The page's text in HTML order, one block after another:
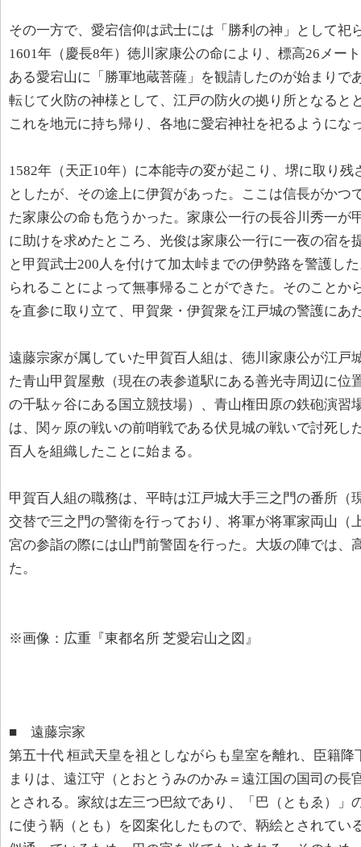
その一方で、愛宕信仰は武士には「勝利の神」として祀
1601年（慶長8年）徳川家康公の命により、標高26メー
ある愛宕山に「勝軍地蔵菩薩」を観請したのが始まりで
転じて火防の神様として、江戸の防火の拠り所となると
これを地元に持ち帰り、各地に愛宕神社を祀るようにな
1582年（天正10年）に本能寺の変が起こり、堺に取り
としたが、その途上に伊賀があった。ここは信長がかつ
た家康公の命も危うかった。家康公一行の長谷川秀一が
に助けを求めたところ、光俊は家康公一行に一夜の宿を
と甲賀武士200人を付けて加太峠までの伊勢路を警護し
られることによって無事帰ることができた。そのことか
を直参に取り立て、甲賀衆・伊賀衆を江戸城の警護にあ
遠藤宗家が属していた甲賀百人組は、徳川家康公が江戸
た青山甲賀屋敷（現在の表参道駅にある善光寺周辺に位
の千駄ヶ谷にある国立競技場）、青山権田原の鉄砲演習
は、関ヶ原の戦いの前哨戦である伏見城の戦いで討死し
百人を組織したことに始まる。
甲賀百人組の職務は、平時は江戸城大手三之門の番所（
交替で三之門の警衛を行っており、将軍が将軍家両山（
宮の参詣の際には山門前警固を行った。大坂の陣では、
た。
※画像：広重『東都名所 芝愛宕山之図』
■ 遠藤宗家
第五十代 桓武天皇を祖としながらも皇室を離れ、臣籍
まりは、遠江守（とおとうみのかみ＝遠江国の国司の長
とされる。家紋は左三つ巴紋であり、「巴（ともゑ）」
に使う鞆（とも）を図案化したもので、鞆絵とされてい